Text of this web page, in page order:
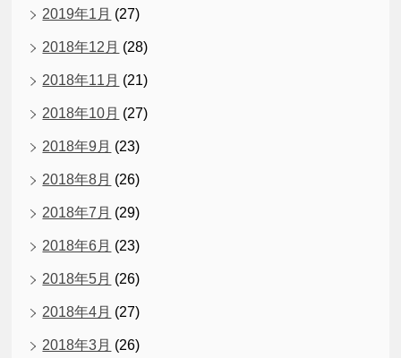
2019年1月 (27)
2018年12月 (28)
2018年11月 (21)
2018年10月 (27)
2018年9月 (23)
2018年8月 (26)
2018年7月 (29)
2018年6月 (23)
2018年5月 (26)
2018年4月 (27)
2018年3月 (26)